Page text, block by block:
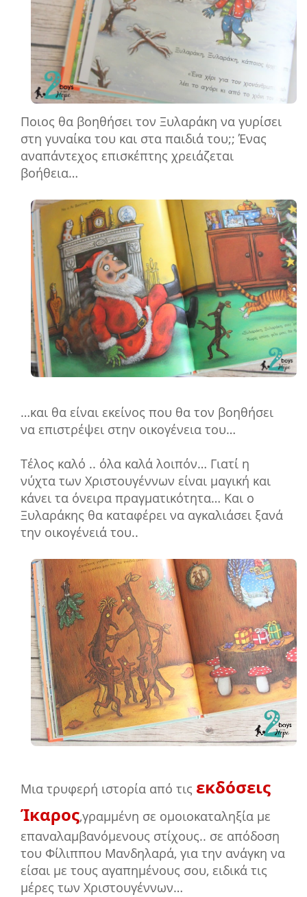
Ποιος θα βοηθήσει τον Ξυλαράκη να γυρίσει
στη γυναίκα του και στα παιδιά του;; Ένας
αναπάντεχος επισκέπτης χρειάζεται
βοήθεια…
…και θα είναι εκείνος που θα τον βοηθήσει
να επιστρέψει στην οικογένεια του…
Τέλος καλό .. όλα καλά λοιπόν… Γιατί η
νύχτα των Χριστουγέννων είναι μαγική και
κάνει τα όνειρα πραγματικότητα… Και ο
Ξυλαράκης θα καταφέρει να αγκαλιάσει ξανά
την οικογένειά του..
Μια τρυφερή ιστορία από τις εκδόσεις
Ίκαρος,γραμμένη σε ομοιοκαταληξία με
επαναλαμβανόμενους στίχους.. σε απόδοση
του Φίλιππου Μανδηλαρά, για την ανάγκη να
είσαι με τους αγαπημένους σου, ειδικά τις
μέρες των Χριστουγέννων…